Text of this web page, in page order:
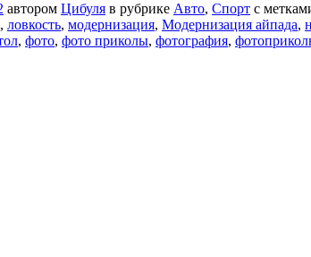
автором Цибуля в рубрике Авто, Спорт с
, ловкость, модернизация, Модернизация айпада,
, фото, фото приколы, фотография,